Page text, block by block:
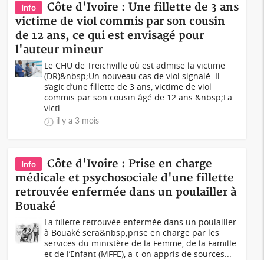
Info
Côte d'Ivoire : Une fillette de 3 ans
victime de viol commis par son cousin
de 12 ans, ce qui est envisagé pour
l'auteur mineur
Le CHU de Treichville où est admise la victime
(DR)&nbsp;Un nouveau cas de viol signalé. Il
s’agit d’une fillette de 3 ans, victime de viol
commis par son cousin âgé de 12 ans.&nbsp;La
victi...
il y a 3 mois
Info
Côte d'Ivoire : Prise en charge
médicale et psychosociale d'une fillette
retrouvée enfermée dans un poulailler à
Bouaké
La fillette retrouvée enfermée dans un poulailler
à Bouaké sera&nbsp;prise en charge par les
services du ministère de la Femme, de la Famille
et de l’Enfant (MFFE), a-t-on appris de sources...